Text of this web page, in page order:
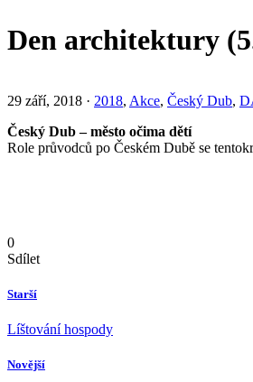
Den architektury
29 září, 2018 · 2018, Akce, Český Dub,
Český Dub – město očima dětí
Role průvodců po Českém Dubě se
0
Sdílet
Starší
Líštování hospody
Novější